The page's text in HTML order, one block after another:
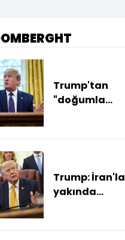
Trump'tan
"doğumla
Trump: İran'la
yakında